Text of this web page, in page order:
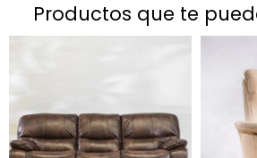
productos que te